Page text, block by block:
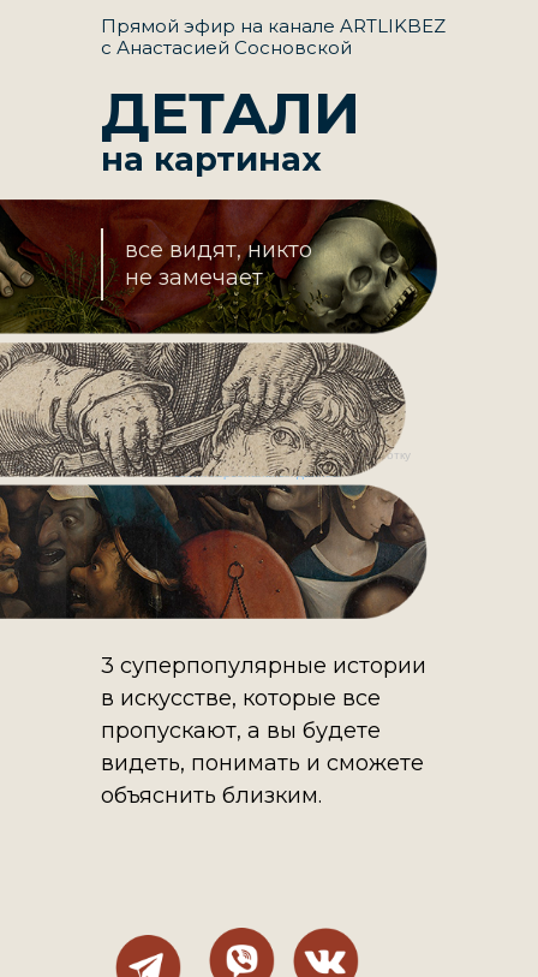
Нажимая на кнопку, вы даете согласие на обработку
своих персональных данных
ДЕТАЛИ
на картинах
3 суперпопулярные истории
в искусстве, которые все
пропускают, а вы будете
видеть, понимать и сможете
объяснить близким.
Прямой эфир на канале ARTLIKBEZ
с Анастасией Сосновской
все видят, никто
не замечает